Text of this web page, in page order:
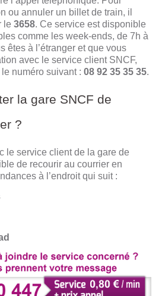
ou annuler un billet de train, il
le 3658. Ce service est disponible
comme les week-ends, de 7h à
êtes à l’étranger et que vous
avec le service client SNCF,
numéro suivant : 08 92 35 35 35.
la gare SNCF de
?
le service client de la gare de
de recourir au courrier en
à l’endroit qui suit :